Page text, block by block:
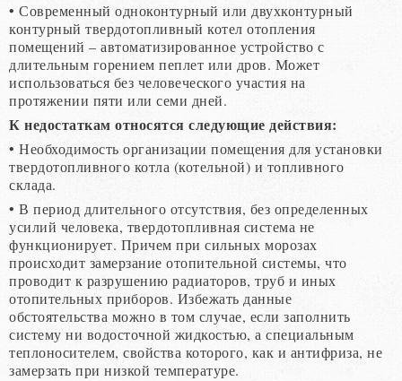
• Современный одноконтурный или двухконтурный
контурный твердотопливный котел отопления
помещений – автоматизированное устройство с
длительным горением пеплет или дров. Может
использоваться без человеческого участия на
протяжении пяти или семи дней.
К недостаткам относятся следующие действия:
• Необходимость организации помещения для установки
твердотопливного котла (котельной) и топливного
склада.
• В период длительного отсутствия, без определенных
усилий человека, твердотопливная система не
функционирует. Причем при сильных морозах
происходит замерзание отопительной системы, что
проводит к разрушению радиаторов, труб и иных
отопительных приборов. Избежать данные
обстоятельства можно в том случае, если заполнить
систему ни водосточной жидкостью, а специальным
теплоносителем, свойства которого, как и антифриза, не
замерзать при низкой температуре.